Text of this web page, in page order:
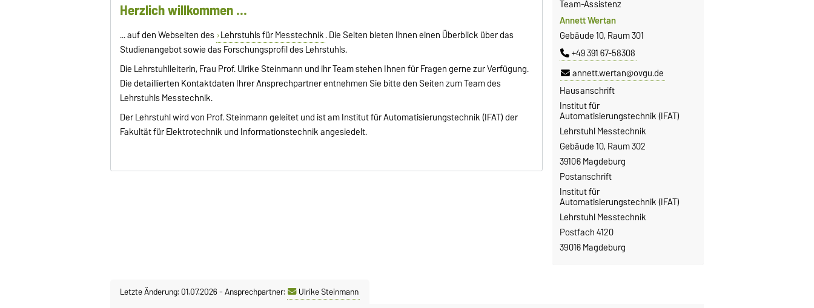
Herzlich willkommen ...
... auf den Webseiten des Lehrstuhls für Messtechnik. Die Seiten bieten Ihnen einen Überblick über das
Studienangebot sowie das Forschungsprofil des Lehrstuhls.
Die Lehrstuhlleiterin, Frau Prof. Ulrike Steinmann und ihr Team stehen Ihnen für Fragen gerne zur Verfügung.
Die detaillierten Kontaktdaten Ihrer Ansprechpartner entnehmen Sie bitte den Seiten zum Team des
Lehrstuhls Messtechnik.
Der Lehrstuhl wird von Prof. Steinmann geleitet und ist am Institut für Automatisierungstechnik (IFAT) der
Fakultät für Elektrotechnik und Informationstechnik angesiedelt.
Team-Assistenz
Annett Wertan
Gebäude 10, Raum 301
+49 391 67-58308
annett.wertan@ovgu.de
Hausanschrift
Institut für
Automatisierungstechnik (IFAT)
Lehrstuhl Messtechnik
Gebäude 10, Raum 302
39106 Magdeburg
Postanschrift
Institut für
Automatisierungstechnik (IFAT)
Lehrstuhl Messtechnik
Postfach 4120
39016 Magdeburg
Letzte Änderung: 01.07.2026-Ansprechpartner: Ulrike Steinmann